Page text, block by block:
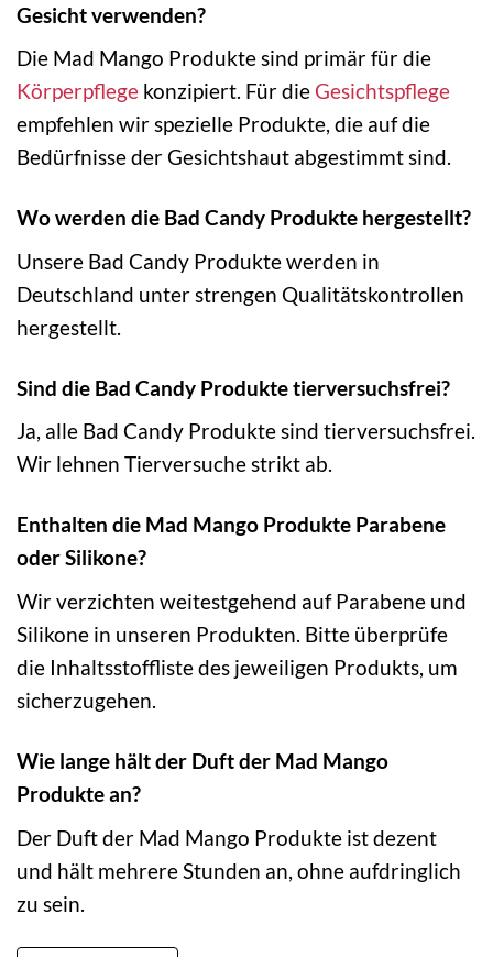
Gesicht verwenden?
Die Mad Mango Produkte sind primär für die
Körperpflege konzipiert. Für die Gesichtspflege
empfehlen wir spezielle Produkte, die auf die
Bedürfnisse der Gesichtshaut abgestimmt sind.
Wo werden die Bad Candy Produkte hergestellt?
Unsere Bad Candy Produkte werden in
Deutschland unter strengen Qualitätskontrollen
hergestellt.
Sind die Bad Candy Produkte tierversuchsfrei?
Ja, alle Bad Candy Produkte sind tierversuchsfrei.
Wir lehnen Tierversuche strikt ab.
Enthalten die Mad Mango Produkte Parabene
oder Silikone?
Wir verzichten weitestgehend auf Parabene und
Silikone in unseren Produkten. Bitte überprüfe
die Inhaltsstoffliste des jeweiligen Produkts, um
sicherzugehen.
Wie lange hält der Duft der Mad Mango
Produkte an?
Der Duft der Mad Mango Produkte ist dezent
und hält mehrere Stunden an, ohne aufdringlich
zu sein.